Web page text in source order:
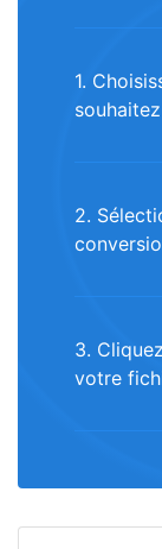
1.
2.
3.
votre